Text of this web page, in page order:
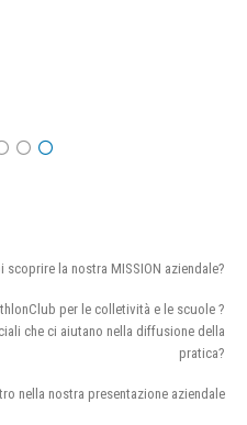
la nostra MISSION aziendale?
per le colletività e le scuole ?
che ci aiutano nella diffusione della
pratica?
nella nostra presentazione aziendale